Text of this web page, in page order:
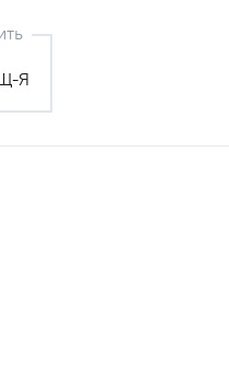
Я